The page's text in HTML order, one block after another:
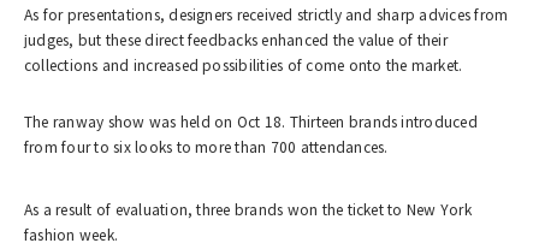
As for presentations, designers received strictly and sharp advices from
judges, but these direct feedbacks enhanced the value of their
collections and increased possibilities of come onto the market.
The ranway show was held on Oct 18. Thirteen brands introduced
from four to six looks to more than 700 attendances.
As a result of evaluation, three brands won the ticket to New York
fashion week.